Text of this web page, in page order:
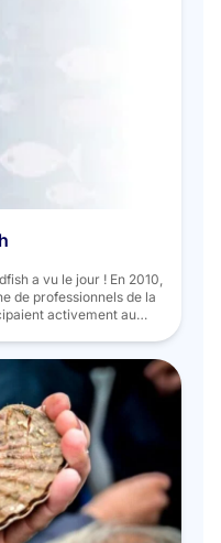
a vu le jour ! En 2010,
de professionnels de la
activement au
dont les
[…]